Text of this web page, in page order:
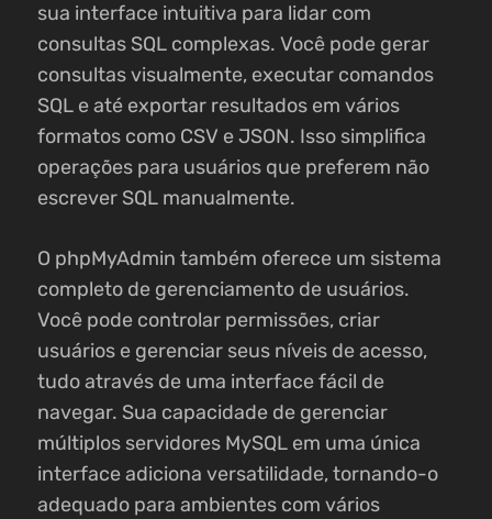
sua interface intuitiva para lidar com
consultas SQL complexas. Você pode gerar
consultas visualmente, executar comandos
SQL e até exportar resultados em vários
formatos como CSV e JSON. Isso simplifica
operações para usuários que preferem não
escrever SQL manualmente.
O phpMyAdmin também oferece um sistema
completo de gerenciamento de usuários.
Você pode controlar permissões, criar
usuários e gerenciar seus níveis de acesso,
tudo através de uma interface fácil de
navegar. Sua capacidade de gerenciar
múltiplos servidores MySQL em uma única
interface adiciona versatilidade, tornando-o
adequado para ambientes com vários